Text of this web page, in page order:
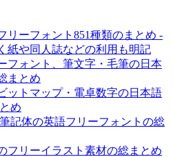
リーフォント851種類のまとめ -
紙や同人誌などの利用も明記
フォント、筆文字・毛筆の日本
まとめ
ットマップ・電卓数字の日本語
め
記体の英語フリーフォントの総
フリーイラスト素材の総まとめ